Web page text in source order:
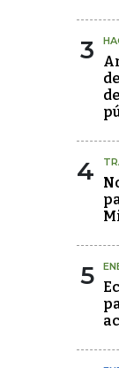
3
4
5